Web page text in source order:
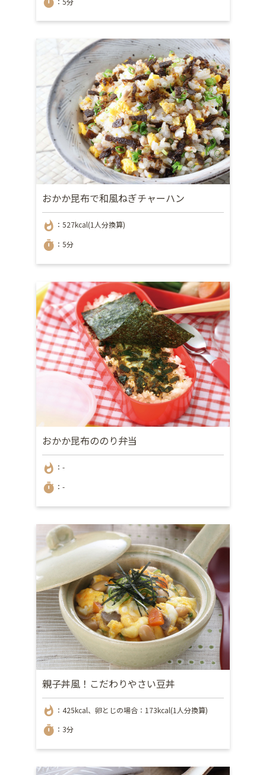
おかか昆布で和風ねぎチャーハン
whatshot ：527kcal(1人分換算)
timer ：5分
おかか昆布ののり弁当
whatshot ：-
timer ：-
親子丼風！こだわりやさい豆丼
whatshot ：425kcal、卵とじの場合：173kcal(1人分換算)
timer ：3分